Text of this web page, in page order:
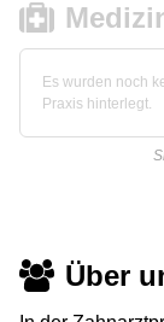
Es wurden noch
Praxis hinterlegt.
Über